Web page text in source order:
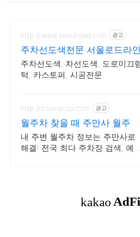
http://www.seoulroad.com 광고
주차선도색전문 서울로드라인
주차선도색, 차선도색, 도로미끄
턱, 카스토퍼, 시공전문.
http://zoomansa.com 광고
월주차 찾을 때 주만사 월주차
장 검색부터 예약까지
내 주변 월주차 정보는 주만사로
해결! 전국 최다 주차장 검색, 예약,